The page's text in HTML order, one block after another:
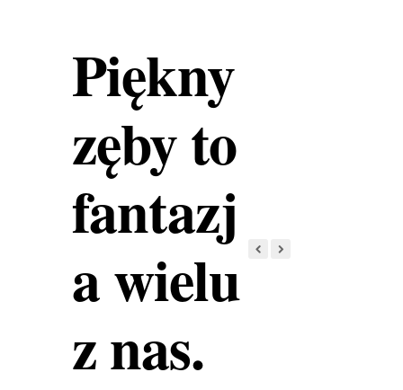
Piękny
zęby to
fantazj
a wielu
z nas.